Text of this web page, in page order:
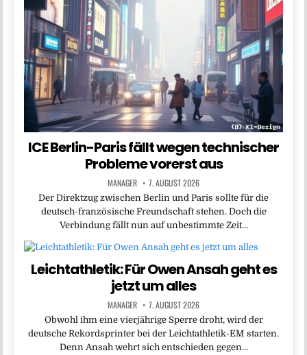
ICE Berlin-Paris fällt wegen technischer
Probleme vorerst aus
MANAGER 7. AUGUST 2026
Der Direktzug zwischen Berlin und Paris sollte für die
deutsch-französische Freundschaft stehen. Doch die
Verbindung fällt nun auf unbestimmte Zeit…
Leichtathletik: Für Owen Ansah geht es
jetzt um alles
MANAGER 7. AUGUST 2026
Obwohl ihm eine vierjährige Sperre droht, wird der
deutsche Rekordsprinter bei der Leichtathletik-EM starten.
Denn Ansah wehrt sich entschieden gegen…